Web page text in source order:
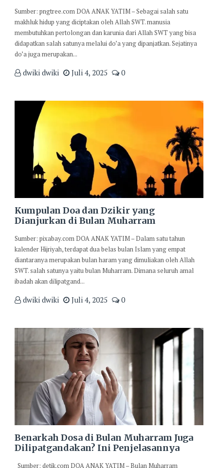
Sumber: pngtree.com DOA ANAK YATIM – Sebagai salah satu
makhluk hidup yang diciptakan oleh Allah SWT. manusia
membutuhkan pertolongan dan karunia dari Allah SWT yang bisa
didapatkan salah satunya melalui do’a yang dipanjatkan. Sejatinya
do’a juga merupakan...
dwiki dwiki Juli 4, 2025 0
Kumpulan Doa dan Dzikir yang
Dianjurkan di Bulan Muharram
Sumber: pixabay.com DOA ANAK YATIM – Dalam satu tahun
kalender Hijriyah, terdapat dua belas bulan Islam yang empat
diantaranya merupakan bulan haram yang dimuliakan oleh Allah
SWT. salah satunya yaitu bulan Muharram. Dimana seluruh amal
ibadah akan dilipatgand...
dwiki dwiki Juli 4, 2025 0
Benarkah Dosa di Bulan Muharram Juga
Dilipatgandakan? Ini Penjelasannya
Sumber: detik.com DOA ANAK YATIM – Bulan Muharram